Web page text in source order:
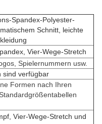
Spandex-Polyester-
Schnitt, leichte
Vier-Wege-Stretch
Spielernummern usw.
sind verfügbar
Formen nach Ihren
Vier-Wege-Stretch und